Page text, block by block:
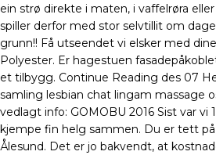
ein strø direkte i maten, i vaffelrøra
spiller derfor med stor selvtillit om
grunn!! Få utseendet vi elsker med
Polyester. Er hagestuen
et tilbygg. Continue Reading des 07
samling lesbian chat lingam massage
vedlagt info: GOMOBU 2016 Sist var vi
kjempe fin helg sammen. Du er tett
Ålesund. Det er jo bakvendt, at